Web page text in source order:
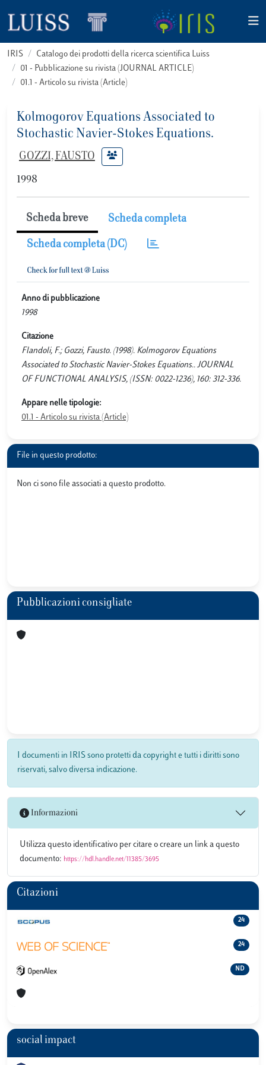
IRIS
Catalogo dei prodotti della ricerca scientifica Luiss
01 - Pubblicazione su rivista (JOURNAL ARTICLE)
01.1 - Articolo su rivista (Article)
Kolmogorov Equations Associated to
Stochastic Navier-Stokes Equations.
GOZZI, FAUSTO
1998
Scheda breve Scheda completa
Scheda completa (DC)
Anno di pubblicazione
1998
Citazione
Flandoli, F.; Gozzi, Fausto. (1998). Kolmogorov Equations
Associated to Stochastic Navier-Stokes Equations.. JOURNAL
OF FUNCTIONAL ANALYSIS, (ISSN: 0022-1236), 160: 312-336.
Appare nelle tipologie:
01.1 - Articolo su rivista (Article)
File in questo prodotto:
Non ci sono file associati a questo prodotto.
Pubblicazioni consigliate
I documenti in IRIS sono protetti da copyright e tutti i diritti sono
riservati, salvo diversa indicazione.
Informazioni
Utilizza questo identificativo per citare o creare un link a questo
documento: https://hdl.handle.net/11385/3695
Citazioni
24
24
ND
social impact